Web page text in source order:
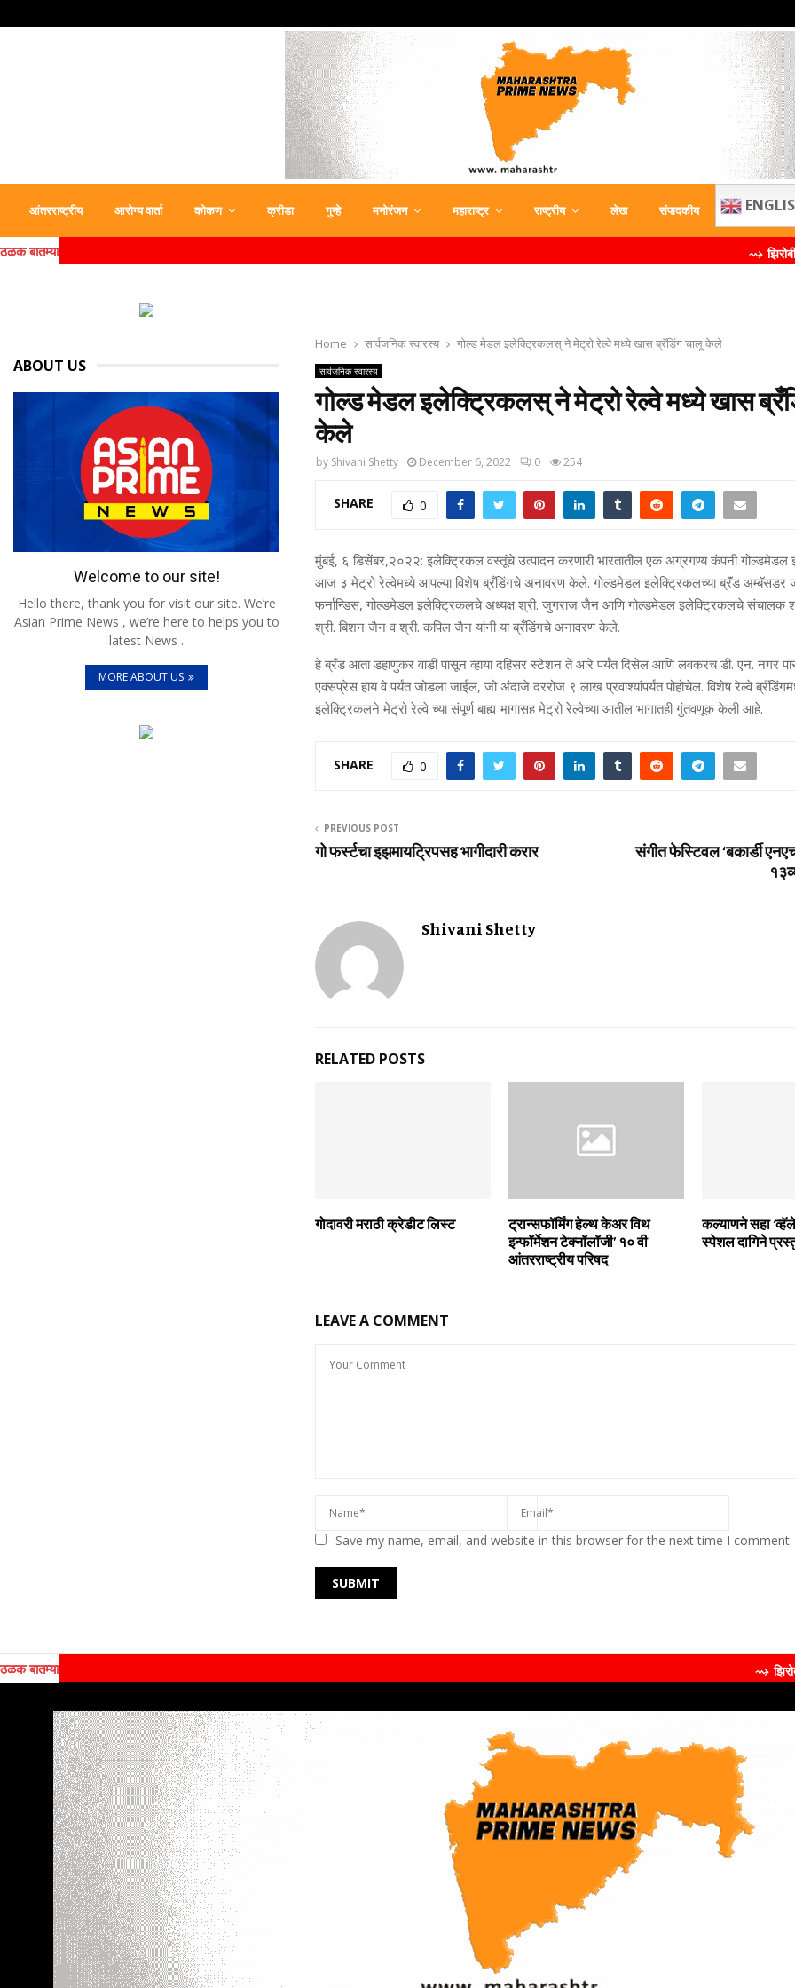
आंतरराष्ट्रीय आरोग्य वार्ता कोकण क्रीडा गुन्हे मनोरंजन महाराष्ट्र राष्ट्रीय लेख संपादकीय
ठळक बातम्या ⇝ झिरोबीने केली
Home सार्वजनिक स्वारस्य गोल्ड मेडल इलेक्ट्रिकलस् ने मेट्रो रेल्वे मध्ये खास ब्रँडिंग चालू केले
सार्वजनिक स्वारस्य
गोल्ड मेडल इलेक्ट्रिकलस् ने मेट्रो रेल्वे मध्ये खास
केले
by Shivani Shetty December 6, 2022 0 254
SHARE 0
मुंबई, ६ डिसेंबर,२०२२: इलेक्ट्रिकल वस्तूंचे उत्पादन करणारी भारतातील एक अग्रगण्य कंपनी
आज ३ मेट्रो रेल्वेमध्ये आपल्या विशेष ब्रँडिंगचे अनावरण केले. गोल्डमेडल इलेक्ट्रिकलच्या ब्रॅंड अम्बॅसडर
फर्नान्डिस, गोल्डमेडल इलेक्ट्रिकलचे अध्यक्ष श्री. जुगराज जैन आणि गोल्डमेडल इलेक्ट्रिकलचे संचालक
श्री. बिशन जैन व श्री. कपिल जैन यांनी या ब्रँडिंगचे अनावरण केले.
हे ब्रॅंड आता डहाणुकर वाडी पासून व्हाया दहिसर स्टेशन ते आरे पर्यंत दिसेल आणि लवकरच डी. एन. नगर
एक्सप्रेस हाय वे पर्यंत जोडला जाईल, जो अंदाजे दररोज ९ लाख प्रवाश्यांपर्यंत पोहोचेल. विशेष रेल्वे
इलेक्ट्रिकलने मेट्रो रेल्वे च्या संपूर्ण बाह्य भागासह मेट्रो रेल्वेच्या आतील भागातही गुंतवणूक केली आहे.
SHARE 0
PREVIOUS POST
गो फर्स्टचा इझमायट्रिपसह भागीदारी करार
संगीत फेस्टिवल ‘बकार्डी
Shivani Shetty
RELATED POSTS
गोदावरी मराठी क्रेडीट लिस्ट
ट्रान्सफॉर्मिंग हेल्थ केअर विथ
इन्फॉर्मेशन टेक्नॉलॉजी’ १० वी
आंतरराष्ट्रीय परिषद
कल्याणने सहा
स्पेशल दागिने
LEAVE A COMMENT
Save my name, email, and website in this browser for the next time I comment.
ABOUT US
Welcome to our site!
Hello there, thank you for visit our site. We’re
Asian Prime News , we’re here to helps you to
latest News .
MORE ABOUT US
ठळक बातम्या ⇝ झिरोबीने केली